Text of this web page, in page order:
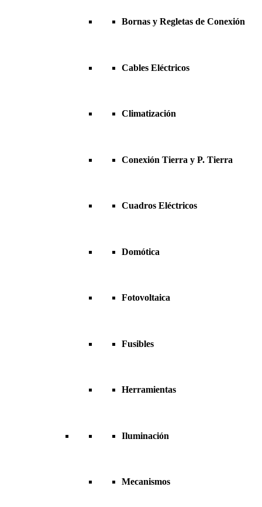
Bornas y Regletas de Conexión
Cables Eléctricos
Climatización
Conexión Tierra y P. Tierra
Cuadros Eléctricos
Domótica
Fotovoltaica
Fusibles
Herramientas
Iluminación
Mecanismos